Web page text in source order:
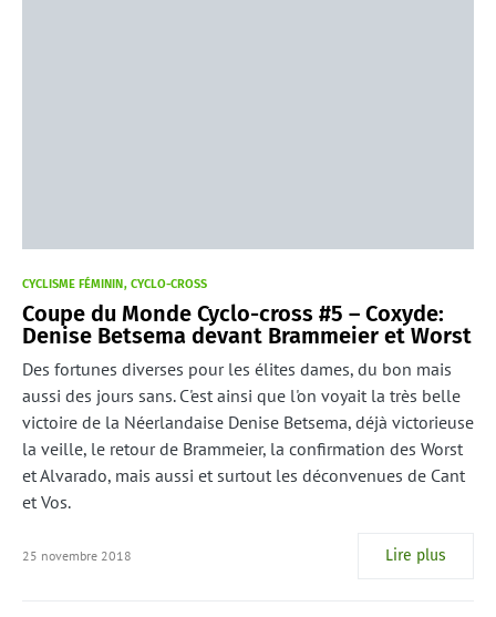
CYCLISME FÉMININ CYCLO-CROSS
Coupe du Monde Cyclo-cross #5 – Coxyde:
Denise Betsema devant Brammeier et Worst
Des fortunes diverses pour les élites dames, du bon mais
aussi des jours sans. C'est ainsi que l'on voyait la très belle
victoire de la Néerlandaise Denise Betsema, déjà victorieuse
la veille, le retour de Brammeier, la confirmation des Worst
et Alvarado, mais aussi et surtout les déconvenues de Cant
et Vos.
25 novembre 2018 Lire plus